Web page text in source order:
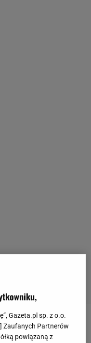
Gazeta.pl sp. z o.o.
] Zaufanych Partnerów
powiązaną z